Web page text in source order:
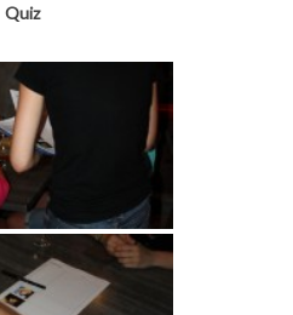
Quiz